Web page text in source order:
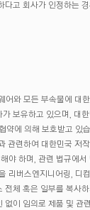
고 회사가 인정하는 경
어와 모든 부속물에 대
보유하고 있으며, 대
약에 의해 보호받고 있
관련하여 대한민국 저
야 하며, 관련 법규에서
리버스엔지니어링, 디
전체 혹은 일부를 복사
이 임의로 제품 및 관